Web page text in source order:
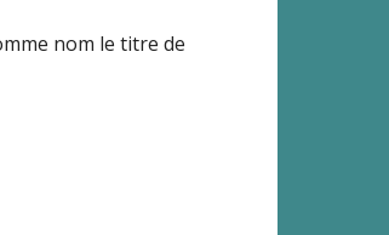
nom le titre de